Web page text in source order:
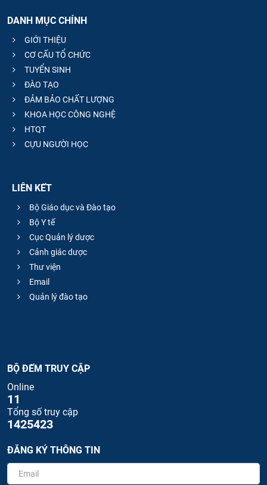
DANH MỤC CHÍNH
GIỚI THIỆU
CƠ CẤU TỔ CHỨC
TUYỂN SINH
ĐÀO TẠO
ĐẢM BẢO CHẤT LƯỢNG
KHOA HỌC CÔNG NGHỆ
HTQT
CỰU NGƯỜI HỌC
LIÊN KẾT
Bộ Giáo dục và Đào tạo
Bộ Y tế
Cục Quản lý dược
Cảnh giác dược
Thư viện
Email
Quản lý đào tạo
BỘ ĐẾM TRUY CẬP
Online
11
Tổng số truy cập
1425423
ĐĂNG KÝ THÔNG TIN